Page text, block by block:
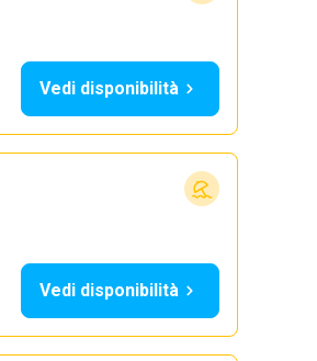
Vedi disponibilità
Vedi disponibilità